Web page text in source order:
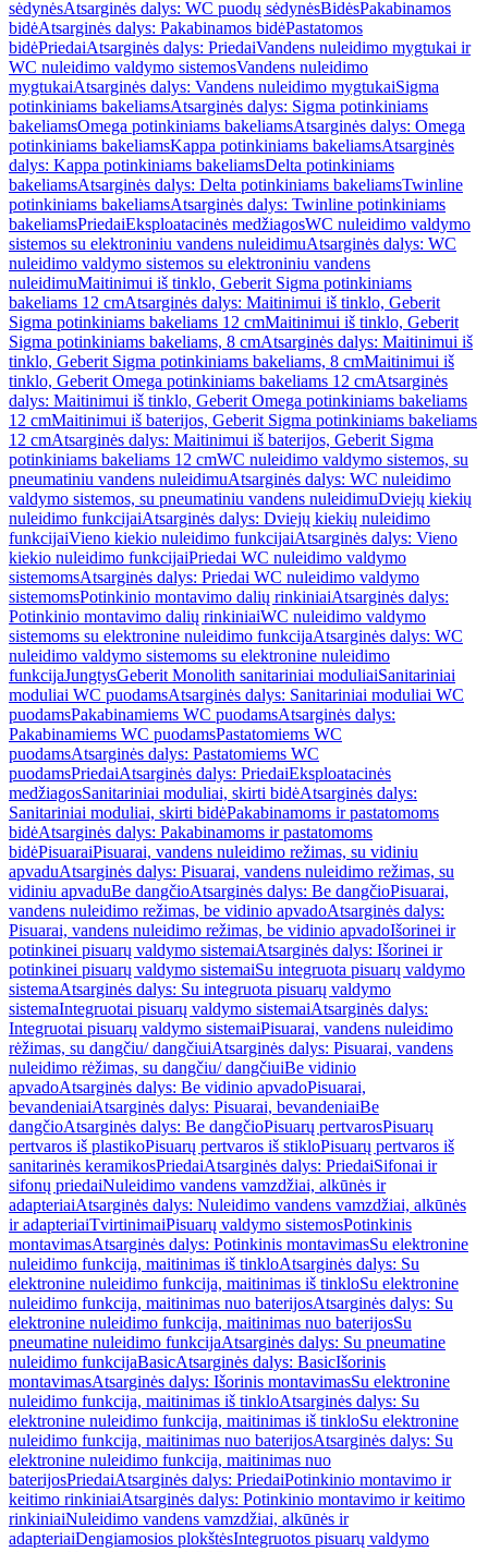
sėdynėsAtsarginės dalys: WC puodų sėdynėsBidėsPakabinamos
bidėAtsarginės dalys: Pakabinamos bidėPastatomos
bidėPriedaiAtsarginės dalys: PriedaiVandens nuleidimo mygtukai ir
WC nuleidimo valdymo sistemosVandens nuleidimo
mygtukaiAtsarginės dalys: Vandens nuleidimo mygtukaiSigma
potinkiniams bakeliamsAtsarginės dalys: Sigma potinkiniams
bakeliamsOmega potinkiniams bakeliamsAtsarginės dalys: Omega
potinkiniams bakeliamsKappa potinkiniams bakeliamsAtsarginės
dalys: Kappa potinkiniams bakeliamsDelta potinkiniams
bakeliamsAtsarginės dalys: Delta potinkiniams bakeliamsTwinline
potinkiniams bakeliamsAtsarginės dalys: Twinline potinkiniams
bakeliamsPriedaiEksploatacinės medžiagosWC nuleidimo valdymo
sistemos su elektroniniu vandens nuleidimuAtsarginės dalys: WC
nuleidimo valdymo sistemos su elektroniniu vandens
nuleidimuMaitinimui iš tinklo, Geberit Sigma potinkiniams
bakeliams 12 cmAtsarginės dalys: Maitinimui iš tinklo, Geberit
Sigma potinkiniams bakeliams 12 cmMaitinimui iš tinklo, Geberit
Sigma potinkiniams bakeliams, 8 cmAtsarginės dalys: Maitinimui iš
tinklo, Geberit Sigma potinkiniams bakeliams, 8 cmMaitinimui iš
tinklo, Geberit Omega potinkiniams bakeliams 12 cmAtsarginės
dalys: Maitinimui iš tinklo, Geberit Omega potinkiniams bakeliams
12 cmMaitinimui iš baterijos, Geberit Sigma potinkiniams bakeliams
12 cmAtsarginės dalys: Maitinimui iš baterijos, Geberit Sigma
potinkiniams bakeliams 12 cmWC nuleidimo valdymo sistemos, su
pneumatiniu vandens nuleidimuAtsarginės dalys: WC nuleidimo
valdymo sistemos, su pneumatiniu vandens nuleidimuDviejų kiekių
nuleidimo funkcijaiAtsarginės dalys: Dviejų kiekių nuleidimo
funkcijaiVieno kiekio nuleidimo funkcijaiAtsarginės dalys: Vieno
kiekio nuleidimo funkcijaiPriedai WC nuleidimo valdymo
sistemomsAtsarginės dalys: Priedai WC nuleidimo valdymo
sistemomsPotinkinio montavimo dalių rinkiniaiAtsarginės dalys:
Potinkinio montavimo dalių rinkiniaiWC nuleidimo valdymo
sistemoms su elektronine nuleidimo funkcijaAtsarginės dalys: WC
nuleidimo valdymo sistemoms su elektronine nuleidimo
funkcijaJungtysGeberit Monolith sanitariniai moduliaiSanitariniai
moduliai WC puodamsAtsarginės dalys: Sanitariniai moduliai WC
puodamsPakabinamiems WC puodamsAtsarginės dalys:
Pakabinamiems WC puodamsPastatomiems WC
puodamsAtsarginės dalys: Pastatomiems WC
puodamsPriedaiAtsarginės dalys: PriedaiEksploatacinės
medžiagosSanitariniai moduliai, skirti bidėAtsarginės dalys:
Sanitariniai moduliai, skirti bidėPakabinamoms ir pastatomoms
bidėAtsarginės dalys: Pakabinamoms ir pastatomoms
bidėPisuaraiPisuarai, vandens nuleidimo režimas, su vidiniu
apvaduAtsarginės dalys: Pisuarai, vandens nuleidimo režimas, su
vidiniu apvaduBe dangčioAtsarginės dalys: Be dangčioPisuarai,
vandens nuleidimo režimas, be vidinio apvadoAtsarginės dalys:
Pisuarai, vandens nuleidimo režimas, be vidinio apvadoIšorinei ir
potinkinei pisuarų valdymo sistemaiAtsarginės dalys: Išorinei ir
potinkinei pisuarų valdymo sistemaiSu integruota pisuarų valdymo
sistemaAtsarginės dalys: Su integruota pisuarų valdymo
sistemaIntegruotai pisuarų valdymo sistemaiAtsarginės dalys:
Integruotai pisuarų valdymo sistemaiPisuarai, vandens nuleidimo
rėžimas, su dangčiu/ dangčiuiAtsarginės dalys: Pisuarai, vandens
nuleidimo rėžimas, su dangčiu/ dangčiuiBe vidinio
apvadoAtsarginės dalys: Be vidinio apvadoPisuarai,
bevandeniaiAtsarginės dalys: Pisuarai, bevandeniaiBe
dangčioAtsarginės dalys: Be dangčioPisuarų pertvarosPisuarų
pertvaros iš plastikoPisuarų pertvaros iš stikloPisuarų pertvaros iš
sanitarinės keramikosPriedaiAtsarginės dalys: PriedaiSifonai ir
sifonų priedaiNuleidimo vandens vamzdžiai, alkūnės ir
adapteriaiAtsarginės dalys: Nuleidimo vandens vamzdžiai, alkūnės
ir adapteriaiTvirtinimaiPisuarų valdymo sistemosPotinkinis
montavimasAtsarginės dalys: Potinkinis montavimasSu elektronine
nuleidimo funkcija, maitinimas iš tinkloAtsarginės dalys: Su
elektronine nuleidimo funkcija, maitinimas iš tinkloSu elektronine
nuleidimo funkcija, maitinimas nuo baterijosAtsarginės dalys: Su
elektronine nuleidimo funkcija, maitinimas nuo baterijosSu
pneumatine nuleidimo funkcijaAtsarginės dalys: Su pneumatine
nuleidimo funkcijaBasicAtsarginės dalys: BasicIšorinis
montavimasAtsarginės dalys: Išorinis montavimasSu elektronine
nuleidimo funkcija, maitinimas iš tinkloAtsarginės dalys: Su
elektronine nuleidimo funkcija, maitinimas iš tinkloSu elektronine
nuleidimo funkcija, maitinimas nuo baterijosAtsarginės dalys: Su
elektronine nuleidimo funkcija, maitinimas nuo
baterijosPriedaiAtsarginės dalys: PriedaiPotinkinio montavimo ir
keitimo rinkiniaiAtsarginės dalys: Potinkinio montavimo ir keitimo
rinkiniaiNuleidimo vandens vamzdžiai, alkūnės ir
adapteriaiDengiamosios plokštėsIntegruotos pisuarų valdymo